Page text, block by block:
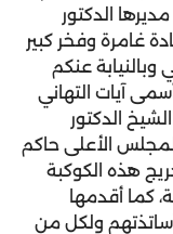
الدكتور
غامرة وفخر كبير
عنكم
آيات التهاني
الدكتور
الأعلى حاكم
هذه الكوكبة
كما أقدمها
ولكل من